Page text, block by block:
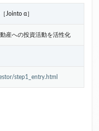
Jointo α］
産への投資活動を活性化
step1_entry.html